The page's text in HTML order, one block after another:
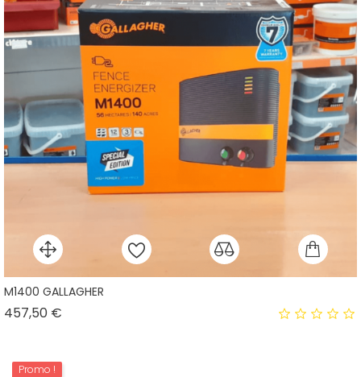
M1400 GALLAGHER
457,50 €
Promo !